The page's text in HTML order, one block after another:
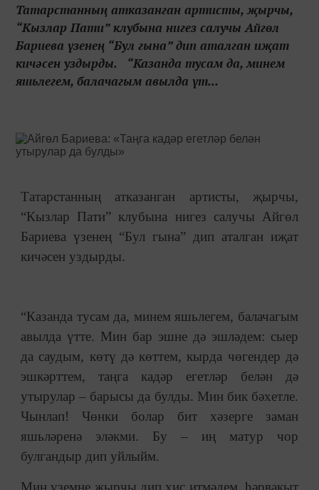
Татарстанның атказанган артисты, җырчы,
“Кызлар Пати” клубына нигез салучы Айгөл
Бариева үзенең “Бул гына” дип аталган иҗат
кичәсен уздырды. “Казанда тусам да, минем
яшьлегем, балачагым авылда үт...
Татарстанның атказанган артисты, җырчы,
“Кызлар Пати” клубына нигез салучы Айгөл
Бариева үзенең “Бул гына” дип аталган иҗат
кичәсен уздырды.
“Казанда тусам да, минем яшьлегем, балачагым
авылда үтте. Мин бар эшне дә эшләдем: сыер
да саудым, көтү дә көттем, кырда чөгендер дә
эшкәрттем, таңга кадәр егетләр белән дә
утырулар – барысы да булды. Мин бик бәхетле.
Чынлап! Чөнки болар бит хәзерге заман
яшьләренә эләкми. Бу – иң матур чор
булгандыр дип уйлыйм.
Мин үземне җырчы дип хис итмәдем, һәрвакыт